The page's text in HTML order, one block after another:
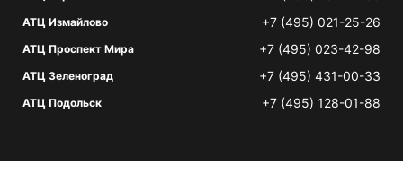
АТЦ Измайлово +7 (495) 021-25-26
АТЦ Проспект Мира +7 (495) 023-42-98
АТЦ Зеленоград +7 (495) 431-00-33
АТЦ Подольск +7 (495) 128-01-88